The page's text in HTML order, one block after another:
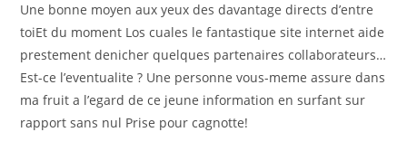
Une bonne moyen aux yeux des davantage directs d’entre
toiEt du moment Los cuales le fantastique site internet aide
prestement denicher quelques partenaires collaborateurs…
Est-ce l’eventualite ? Une personne vous-meme assure dans
ma fruit a l’egard de ce jeune information en surfant sur
rapport sans nul Prise pour cagnotte!